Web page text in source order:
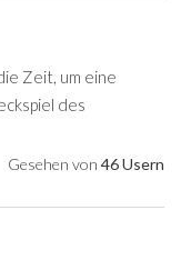
Zeit, um eine
des
Gesehen von 46 Usern